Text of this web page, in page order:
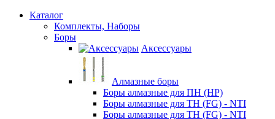
Каталог
Комплекты, Наборы
Боры
Аксессуары
Алмазные боры
Боры алмазные для ПН (HP)
Боры алмазные для ТН (FG) - NTI
Боры алмазные для ТН (FG) - NTI